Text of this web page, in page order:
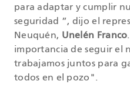
para adaptar y cumplir
seguridad ”, dijo el
Neuquén, Unelén Franco
importancia de seguir el
trabajamos juntos para
todos en el pozo".